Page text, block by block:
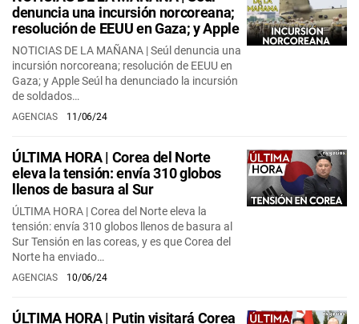
denuncia una incursión norcoreana;
resolución de EEUU en Gaza; y Apple
NOTICIAS DE LA MAÑANA | Seúl denuncia una
incursión norcoreana; resolución de EEUU en
Gaza; y Apple Seúl ha denunciado la incursión
de soldados…
AGENCIAS 11/06/24
ÚLTIMA HORA | Corea del Norte
eleva la tensión: envía 310 globos
llenos de basura al Sur
ÚLTIMA HORA | Corea del Norte eleva la
tensión: envía 310 globos llenos de basura al
Sur Tensión en las coreas, y es que Corea del
Norte ha enviado…
AGENCIAS 10/06/24
ÚLTIMA HORA | Putin visitará Corea